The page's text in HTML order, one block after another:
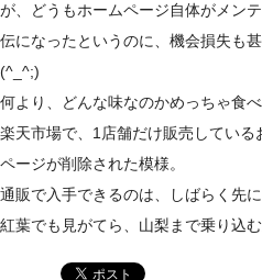
が、どうもホームページ自体がメン
伝になったというのに、機会損失も
(^_^;)
何より、どんな味なのかめっちゃ食べ
楽天市場で、1店舗だけ販売してい
ページが削除された模様。
通販で入手できるのは、しばらく先
紅葉でも見がてら、山梨まで乗り込